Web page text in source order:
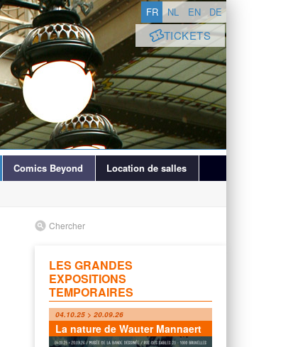
TICKETS
FR NL EN DE
Comics Beyond Location de salles
Chercher
LES GRANDES
EXPOSITIONS
TEMPORAIRES
04.10.25 > 20.09.26
La nature de Wauter Mannaert